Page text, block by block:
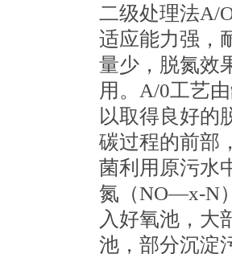
二级处理法A/
适应能力强，
量少，脱氮效
用。A/0工艺
以取得良好的
碳过程的前部
菌利用原污水
氮（NO—x-N
入好氧池，大
池，部分沉淀